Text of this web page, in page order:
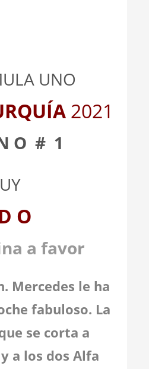
UNO
2021
O # 1
O
a favor
Mercedes le ha
fabuloso. La
se corta a
a los dos Alfa